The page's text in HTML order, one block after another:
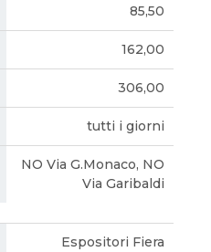
85,50
162,00
306,00
tutti i giorni
NO Via G.Monaco, NO
Via Garibaldi
Espositori Fiera